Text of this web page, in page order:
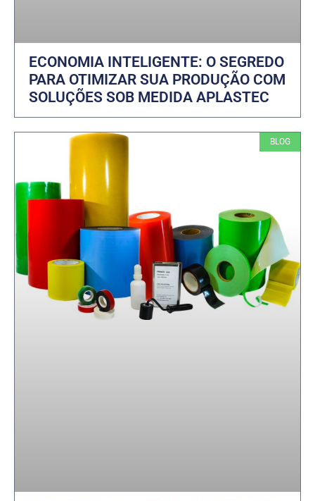
ECONOMIA INTELIGENTE: O SEGREDO
PARA OTIMIZAR SUA PRODUÇÃO COM
SOLUÇÕES SOB MEDIDA APLASTEC
BLOG